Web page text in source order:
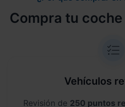
Compra tu
Vehículos
Revisión de 250 puntos